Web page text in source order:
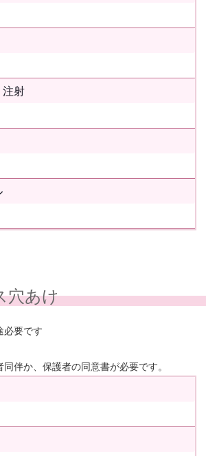
注射
穴あけ
必要です
伴か、保護者の同意書が必要です。